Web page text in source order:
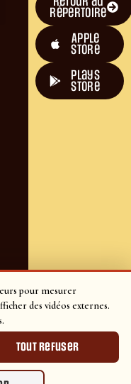
pour mesurer
des vidéos externes.
Tout refuser
répertoire
Apple
Store
plays
store